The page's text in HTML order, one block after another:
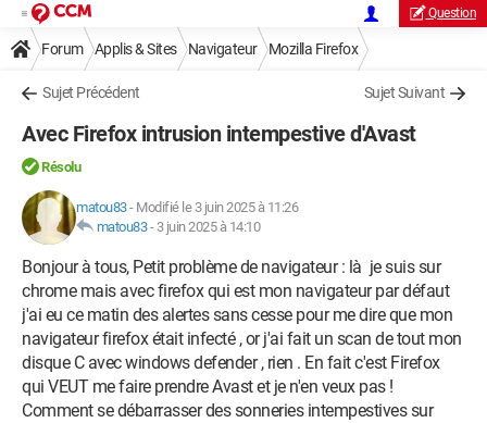
Question
Forum Applis & Sites Navigateur Mozilla Firefox
Sujet Précédent Sujet Suivant
Avec Firefox intrusion intempestive d'Avast
Résolu
matou83- Modifié le 3 juin 2025 à 11:26
matou83- 3 juin 2025 à 14:10
Bonjour à tous, Petit problème de navigateur : là je suis sur
chrome mais avec firefox qui est mon navigateur par défaut
j'ai eu ce matin des alertes sans cesse pour me dire que mon
navigateur firefox était infecté , or j'ai fait un scan de tout mon
disque C avec windows defender , rien . En fait c'est Firefox
qui VEUT me faire prendre Avast et je n'en veux pas !
Comment se débarrasser des sonneries intempestives sur